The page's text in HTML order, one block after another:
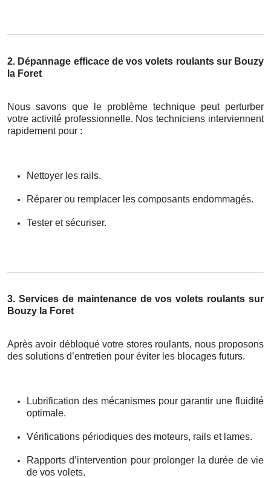
2. Dépannage efficace de vos volets roulants sur Bouzy
la Foret
Nous savons que le problème technique peut perturber
votre activité professionnelle. Nos techniciens interviennent
rapidement pour :
Nettoyer les rails.
Réparer ou remplacer les composants endommagés.
Tester et sécuriser.
3. Services de maintenance de vos volets roulants sur
Bouzy la Foret
Après avoir débloqué votre stores roulants, nous proposons
des solutions d’entretien pour éviter les blocages futurs.
Lubrification des mécanismes pour garantir une fluidité
optimale.
Vérifications périodiques des moteurs, rails et lames.
Rapports d’intervention pour prolonger la durée de vie
de vos volets.